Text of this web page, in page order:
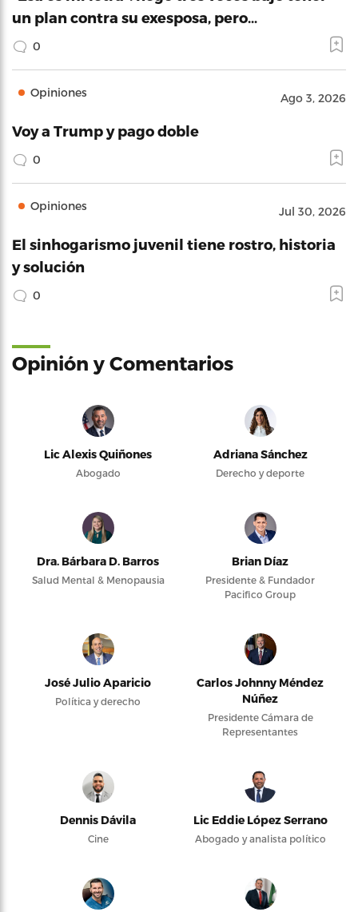
un plan contra su exesposa, pero…
0
Opiniones Ago 3, 2026
Voy a Trump y pago doble
0
Opiniones Jul 30, 2026
El sinhogarismo juvenil tiene rostro, historia
y solución
0
Opinión y Comentarios
Lic Alexis Quiñones
Abogado
Adriana Sánchez
Derecho y deporte
Dra. Bárbara D. Barros
Salud Mental & Menopausia
Brian Díaz
Presidente & Fundador
Pacifico Group
José Julio Aparicio
Política y derecho
Carlos Johnny Méndez
Núñez
Presidente Cámara de
Representantes
Dennis Dávila
Cine
Lic Eddie López Serrano
Abogado y analista político